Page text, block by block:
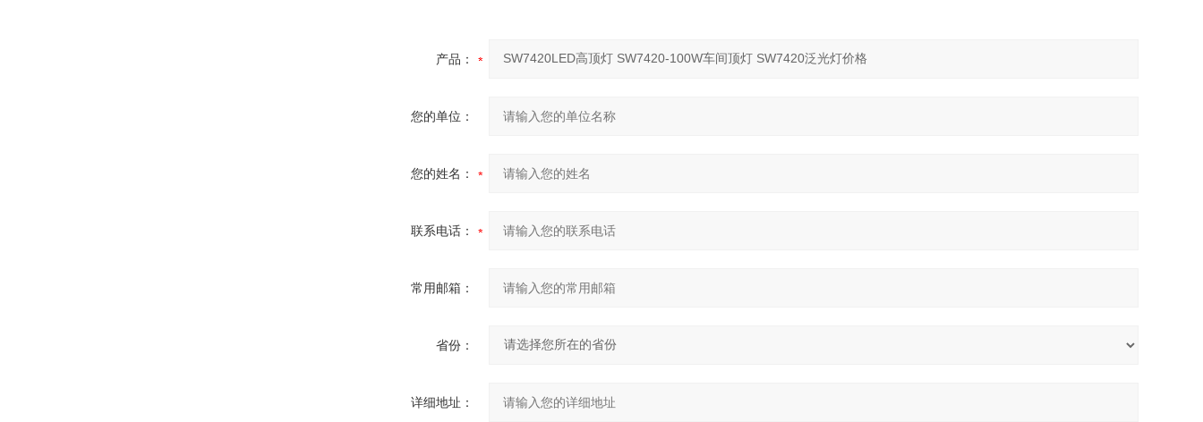
产品：
您的单位：
您的姓名：
联系电话：
常用邮箱：
省份：
详细地址：